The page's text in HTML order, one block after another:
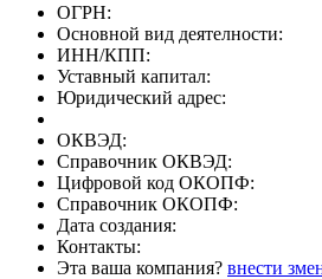
ОГРН:
Основной вид деятелности:
ИНН/КПП:
Уставный капитал:
Юридический адрес:
ОКВЭД:
Справочник ОКВЭД:
Цифровой код ОКОПФ:
Справочник ОКОПФ:
Дата создания:
Контакты:
Эта ваша компания? внести